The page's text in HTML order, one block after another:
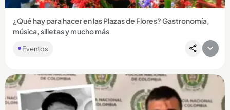
¿Qué hay para hacer en las Plazas de Flores? Gastronomía,
música, silletas y mucho más
Eventos